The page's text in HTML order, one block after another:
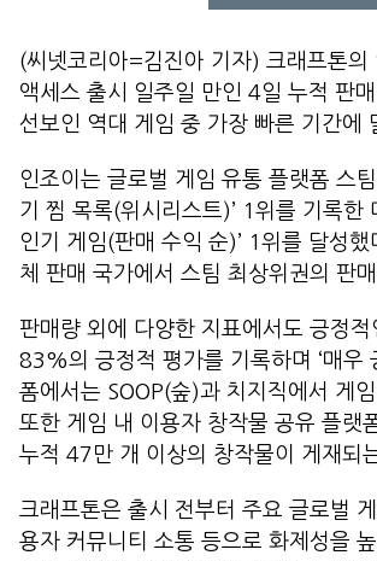
(씨넷코리아=김진아 기자) 크래프톤의
액세스 출시 일주일 만인 4일 누적 판
선보인 역대 게임 중 가장 빠른 기간에
인조이는 글로벌 게임 유통 플랫폼 스
기 찜 목록(위시리스트)’ 1위를 기록
인기 게임(판매 수익 순)’ 1위를 달성
체 판매 국가에서 스팀 최상위권의 판
판매량 외에 다양한 지표에서도 긍정
83%의 긍정적 평가를 기록하며 ‘매우
폼에서는 SOOP(숲)과 치지직에서 게
또한 게임 내 이용자 창작물 공유 플랫
누적 47만 개 이상의 창작물이 게재되
크래프톤은 출시 전부터 주요 글로벌
용자 커뮤니티 소통 등으로 화제성을